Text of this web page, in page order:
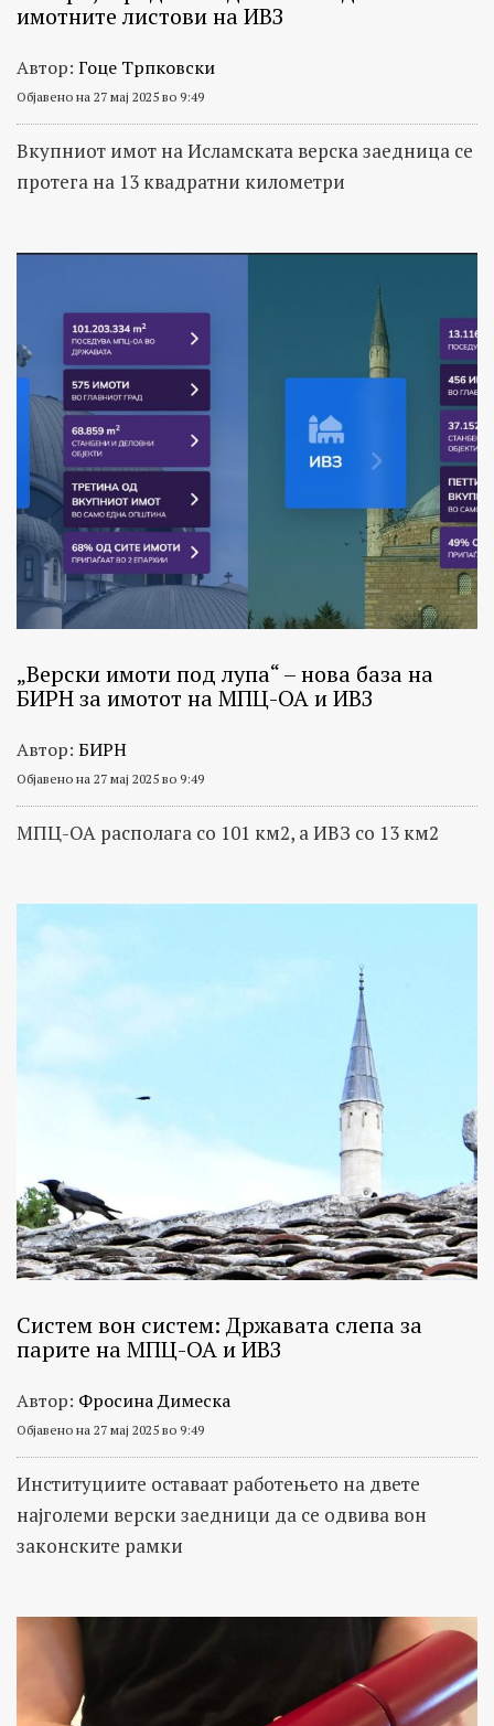
имотните листови на ИВЗ
Автор: Гоце Трпковски
Објавено на 27 мај 2025 во 9:49
Вкупниот имот на Исламската верска заедница се
протега на 13 квадратни километри
„Верски имоти под лупа“ – нова база на
БИРН за имотот на МПЦ-ОА и ИВЗ
Автор: БИРН
Објавено на 27 мај 2025 во 9:49
МПЦ-ОА располага со 101 км2, а ИВЗ со 13 км2
Систем вон систем: Државата слепа за
парите на МПЦ-ОА и ИВЗ
Автор: Фросина Димеска
Објавено на 27 мај 2025 во 9:49
Институциите оставаат работењето на двете
најголеми верски заедници да се одвива вон
законските рамки